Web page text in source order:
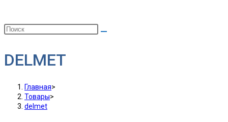
DELMET
Главная>
Товары>
delmet